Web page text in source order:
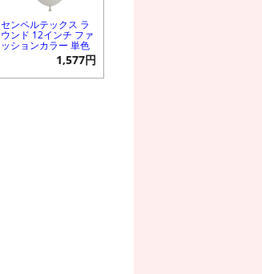
センペルテックス ラ
ウンド 12インチ ファ
ッションカラー 単色
1,577円